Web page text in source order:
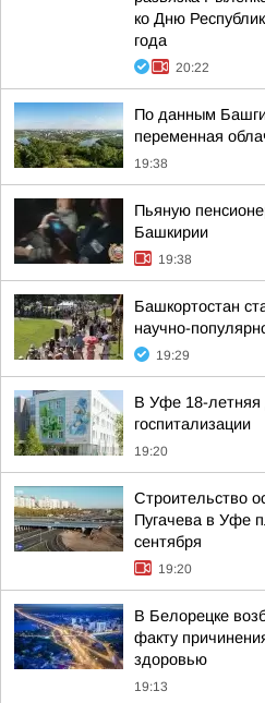
ко Дню
года
20:22
По данным
переменная
19:38
Пьяную
Башкирии
19:38
Башкортостан
научно-
19:29
В Уфе 18-летняя
госпитализации
19:20
Строительство
Пугачева в Уфе
сентября
19:20
В Белорецке
факту
здоровью
19:13